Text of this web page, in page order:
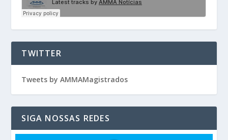
TWITTER
Tweets by AMMAMagistrados
SIGA NOSSAS REDES